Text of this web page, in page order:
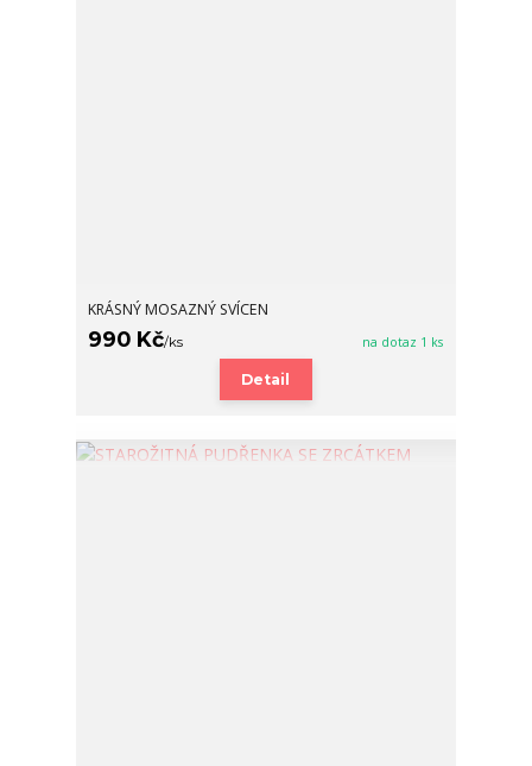
KRÁSNÝ MOSAZNÝ SVÍCEN
990 Kč/ks na dotaz 1 ks
Detail